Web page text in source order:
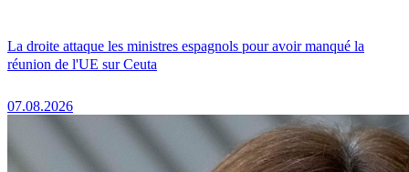
La droite attaque les ministres espagnols pour avoir manqué la
réunion de l'UE sur Ceuta
07.08.2026